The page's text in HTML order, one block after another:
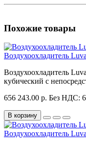
Похожие товары
Воздухоохладитель
Воздухоохладитель
кубический с
656 243.00 р. Без НДС:
В корзину
Воздухоохладитель